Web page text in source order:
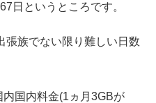
日というところです。
張族でない限り難しい日数
国内料金(1ヵ月3GBが